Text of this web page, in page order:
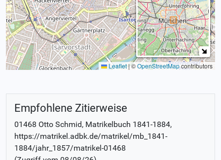
Leaflet|©OpenStreetMapcontributors
Empfohlene Zitierweise
01468 Otto Schmid, Matrikelbuch 1841-1884,
https://matrikel.adbk.de/matrikel/mb_1841-
1884/jahr_1857/matrikel-01468